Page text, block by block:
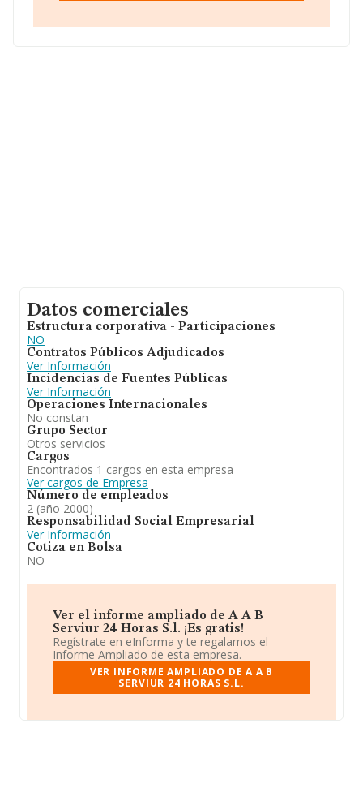
euros y la media entre todas las compañías es de 83 mil
Datos comerciales
Estructura corporativa - Participaciones
NO
Contratos Públicos Adjudicados
Ver Información
Incidencias de Fuentes Públicas
Ver Información
Operaciones Internacionales
No constan
Grupo Sector
Otros servicios
Cargos
Encontrados 1 cargos en esta empresa
Ver cargos de Empresa
Número de empleados
2 (año 2000)
Responsabilidad Social Empresarial
Ver Información
Cotiza en Bolsa
NO
Ver el informe ampliado de A A B
Serviur 24 Horas S.l. ¡Es gratis!
Regístrate en eInforma y te regalamos el
Informe Ampliado de esta empresa.
VER INFORME AMPLIADO DE A A B
SERVIUR 24 HORAS S.L.